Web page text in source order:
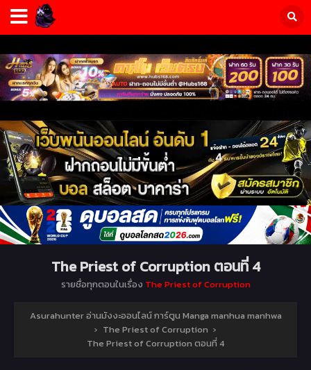
The Priest of Corruption ตอนที่ 4
รายชื่อทุกตอนในเรื่อง The Priest of Corruption
Asurahunter อ่านมังงะออนไลน์ การ์ตูน Manga manhua manhwa
› The Priest of Corruption ›
The Priest of Corruption ตอนที่ 4